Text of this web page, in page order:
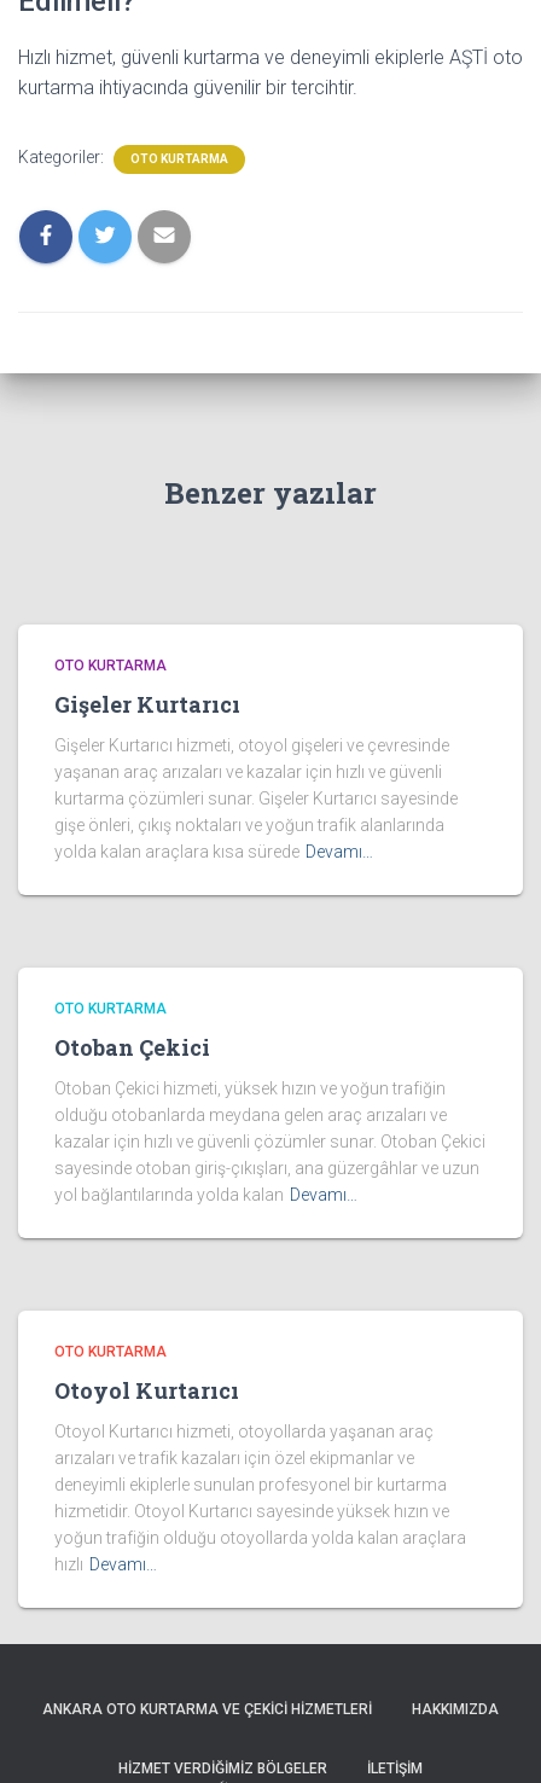
Hızlı hizmet, güvenli kurtarma ve deneyimli ekiplerle AŞTİ oto
kurtarma ihtiyacında güvenilir bir tercihtir.
Kategoriler: OTO KURTARMA
Benzer yazılar
OTO KURTARMA
Gişeler Kurtarıcı
Gişeler Kurtarıcı hizmeti, otoyol gişeleri ve çevresinde
yaşanan araç arızaları ve kazalar için hızlı ve güvenli
kurtarma çözümleri sunar. Gişeler Kurtarıcı sayesinde
gişe önleri, çıkış noktaları ve yoğun trafik alanlarında
yolda kalan araçlara kısa sürede Devamı…
OTO KURTARMA
Otoban Çekici
Otoban Çekici hizmeti, yüksek hızın ve yoğun trafiğin
olduğu otobanlarda meydana gelen araç arızaları ve
kazalar için hızlı ve güvenli çözümler sunar. Otoban Çekici
sayesinde otoban giriş-çıkışları, ana güzergâhlar ve uzun
yol bağlantılarında yolda kalan Devamı…
OTO KURTARMA
Otoyol Kurtarıcı
Otoyol Kurtarıcı hizmeti, otoyollarda yaşanan araç
arızaları ve trafik kazaları için özel ekipmanlar ve
deneyimli ekiplerle sunulan profesyonel bir kurtarma
hizmetidir. Otoyol Kurtarıcı sayesinde yüksek hızın ve
yoğun trafiğin olduğu otoyollarda yolda kalan araçlara
hızlı Devamı…
ANKARA OTO KURTARMA VE ÇEKICI HIZMETLERI HAKKIMIZDA
HIZMET VERDIĞIMIZ BÖLGELER İLETIŞIM